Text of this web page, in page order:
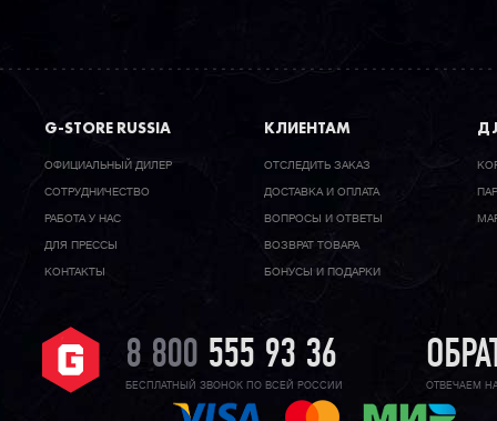
G-STORE RUSSIA
ОФИЦИАЛЬНЫЙ ДИЛЕР
CОТРУДНИЧЕСТВО
РАБОТА У НАС
ДЛЯ ПРЕССЫ
КОНТАКТЫ
КЛИЕНТАМ
ОТСЛЕДИТЬ ЗАКАЗ
ДОСТАВКА И ОПЛАТА
ВОПРОСЫ И ОТВЕТЫ
ВОЗВРАТ ТОВАРА
БОНУСЫ И ПОДАРКИ
8 800 555 93 36
БЕСПЛАТНЫЙ ЗВОНОК ПО ВСЕЙ РОССИИ ОТВЕЧАЕМ